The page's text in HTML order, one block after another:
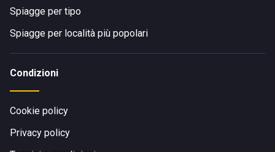
Spiagge per tipo
Spiagge per località più popolari
Condizioni
Cookie policy
Privacy policy